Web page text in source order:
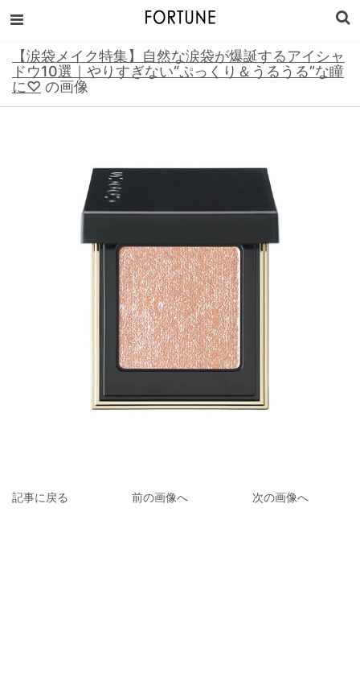
【涙袋メイク特集】自然な涙袋が爆誕するアイシャ
ドウ10選｜やりすぎない“ぷっくり＆うるうる”な瞳
に♡ の画像
記事に戻る 前の画像へ 次の画像へ